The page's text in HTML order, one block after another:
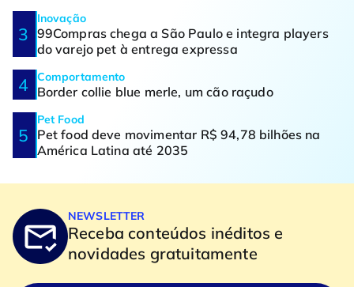
Inovação
99Compras chega a São Paulo e integra players
do varejo pet à entrega expressa
Comportamento
Border collie blue merle, um cão raçudo
Pet Food
Pet food deve movimentar R$ 94,78 bilhões na
América Latina até 2035
NEWSLETTER
Receba conteúdos inéditos e
novidades gratuitamente